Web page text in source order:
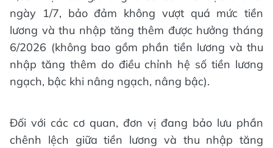
ngày 1/7, bảo đảm không vượt quá mức tiền
lương và thu nhập tăng thêm được hưởng tháng
6/2026 (không bao gồm phần tiền lương và thu
nhập tăng thêm do điều chỉnh hệ số tiền lương
ngạch, bậc khi nâng ngạch, nâng bậc).
Đối với các cơ quan, đơn vị đang bảo lưu phần
chênh lệch giữa tiền lương và thu nhập tăng